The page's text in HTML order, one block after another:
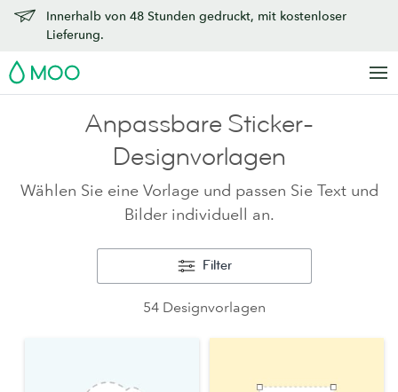
Innerhalb von 48 Stunden gedruckt, mit kostenloser
Lieferung.
MOO
Anpassbare Sticker-
Designvorlagen
Wählen Sie eine Vorlage und passen Sie Text und
Bilder individuell an.
Filter
54 Designvorlagen